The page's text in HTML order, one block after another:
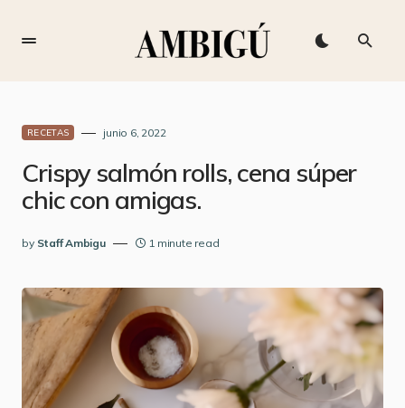
RECETAS junio 6, 2022
Crispy salmón rolls, cena súper
chic con amigas.
by Staff Ambigu 1 minute read